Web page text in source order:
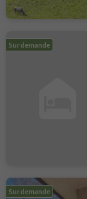
Sur demande
Sur demande